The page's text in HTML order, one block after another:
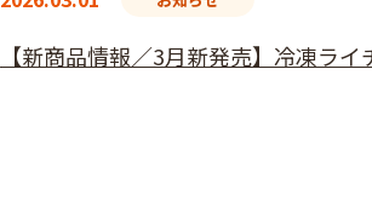
【新商品情報／3月新発売】冷凍ライ